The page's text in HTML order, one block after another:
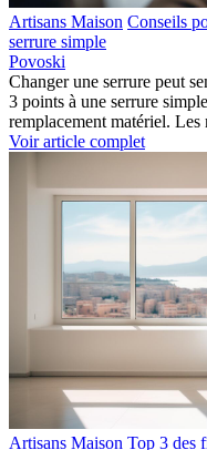
Artisans Maison Conseils
serrure simple
Povoski
Changer une serrure peut
3 points à une serrure
remplacement matériel.
Voir article complet
Artisans Maison Top 3 des